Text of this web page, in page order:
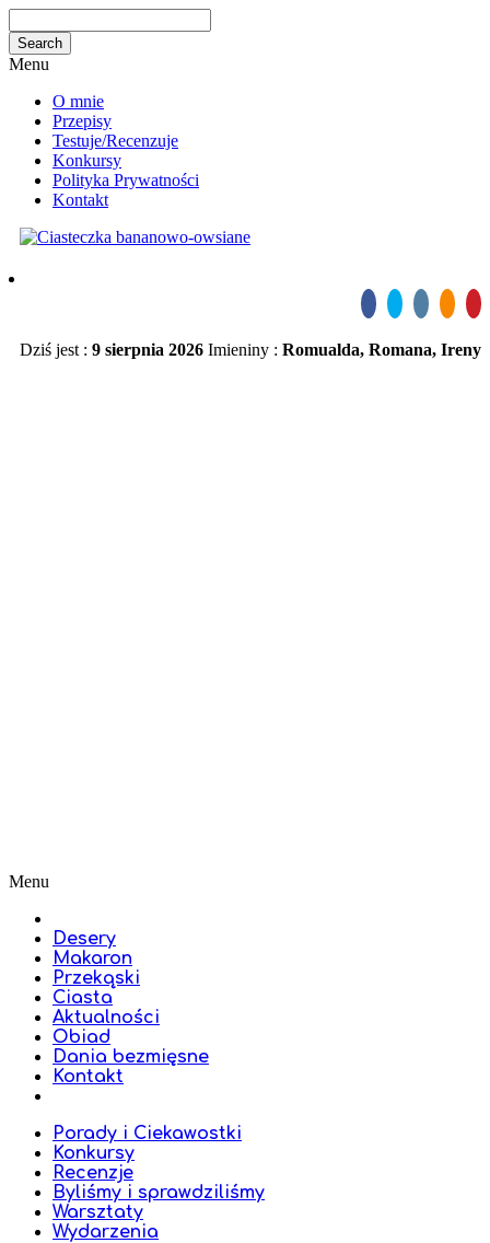
Menu
O mnie
Przepisy
Testuje/Recenzuje
Konkursy
Polityka Prywatności
Kontakt
Dziś jest : 9 sierpnia 2026 Imieniny : Romualda, Romana, Ireny
Menu
Desery
Makaron
Przekąski
Ciasta
Aktualności
Obiad
Dania bezmięsne
Kontakt
Porady i Ciekawostki
Konkursy
Recenzje
Byliśmy i sprawdziliśmy
Warsztaty
Wydarzenia